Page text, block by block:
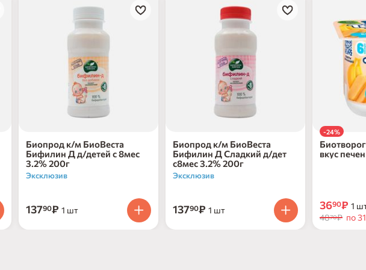
Биопрод к/м БиоВеста
Бифилин Д д/детей с 8мес
3.2% 200г
Эксклюзив
13790₽ 1 шт
Биопрод к/м БиоВеста
Бифилин Д Сладкий д/дет
с8мес 3.2% 200г
Эксклюзив
13790₽ 1 шт
-24%
вкус
3690₽ 1
4870₽ по